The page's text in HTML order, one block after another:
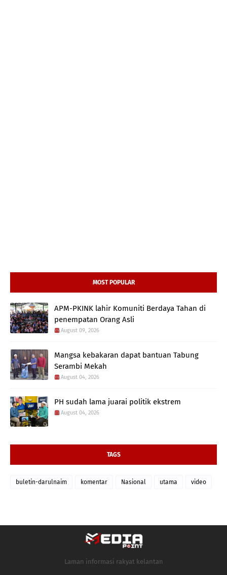
MOST POPULAR
APM-PKINK lahir Komuniti Berdaya Tahan di
penempatan Orang Asli
August 09, 2026
Mangsa kebakaran dapat bantuan Tabung
Serambi Mekah
August 04, 2026
PH sudah lama juarai politik ekstrem
August 04, 2026
TAGS
buletin-darulnaim komentar Nasional utama video
Laman informasi rakyat kelantan